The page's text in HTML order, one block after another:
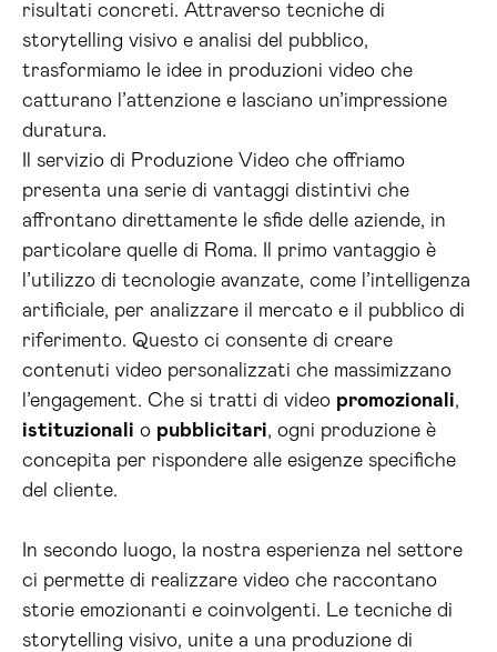
risultati concreti. Attraverso tecniche di
storytelling visivo e analisi del pubblico,
trasformiamo le idee in produzioni video che
catturano l’attenzione e lasciano un’impressione
duratura.
Il servizio di Produzione Video che offriamo
presenta una serie di vantaggi distintivi che
affrontano direttamente le sfide delle aziende, in
particolare quelle di Roma. Il primo vantaggio è
l’utilizzo di tecnologie avanzate, come l’intelligenza
artificiale, per analizzare il mercato e il pubblico di
riferimento. Questo ci consente di creare
contenuti video personalizzati che massimizzano
l’engagement. Che si tratti di video promozionali,
istituzionali o pubblicitari, ogni produzione è
concepita per rispondere alle esigenze specifiche
del cliente.
In secondo luogo, la nostra esperienza nel settore
ci permette di realizzare video che raccontano
storie emozionanti e coinvolgenti. Le tecniche di
storytelling visivo, unite a una produzione di